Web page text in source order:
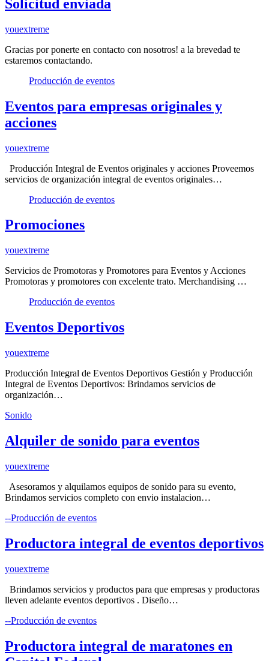
Solicitud enviada
youextreme
Gracias por ponerte en contacto con nosotros! a la brevedad te
estaremos contactando.
Producción de eventos
Eventos para empresas originales y
acciones
youextreme
Producción Integral de Eventos originales y acciones Proveemos
servicios de organización integral de eventos originales…
Producción de eventos
Promociones
youextreme
Servicios de Promotoras y Promotores para Eventos y Acciones
Promotoras y promotores con excelente trato. Merchandising …
Producción de eventos
Eventos Deportivos
youextreme
Producción Integral de Eventos Deportivos Gestión y Producción
Integral de Eventos Deportivos: Brindamos servicios de
organización…
Sonido
Alquiler de sonido para eventos
youextreme
Asesoramos y alquilamos equipos de sonido para su evento,
Brindamos servicios completo con envio instalacion…
--Producción de eventos
Productora integral de eventos deportivos
youextreme
Brindamos servicios y productos para que empresas y productoras
lleven adelante eventos deportivos . Diseño…
--Producción de eventos
Productora integral de maratones en